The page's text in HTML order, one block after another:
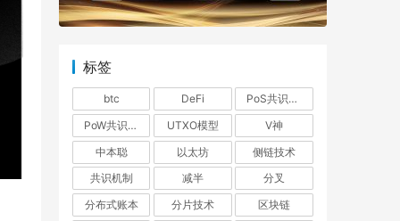
标签
btc DeFi
PoS共识机制
PoW共识机制
UTXO模型
V神
中本聪
以太坊
侧链技术
共识机制
减半
分叉
分布式账本
分片技术
区块链